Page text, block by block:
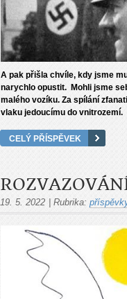
A pak přišla chvíle, kdy jsme
narychlo opustit. Mohli jsme
malého vozíku. Za spílání
vlaku jedoucímu do vnitrozemí.
CELÝ PŘÍSPĚVEK
19. 5. 2022 | Rubrika: